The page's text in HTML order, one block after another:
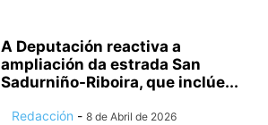
A Deputación reactiva a
ampliación da estrada San
Sadurniño-Riboira, que inclúe...
Redacción - 8 de Abril de 2026